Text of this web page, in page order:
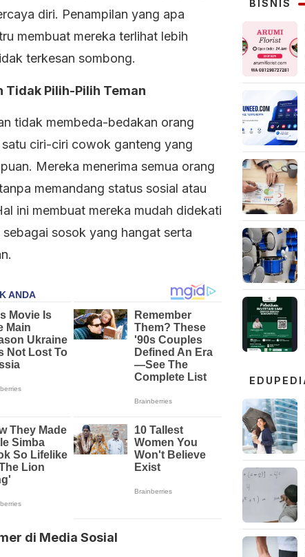
diri. Penampilan yang apa
membuat mereka terlihat lebih
terkesan sombong.
Tidak Pilih-Pilih Teman
tidak membeda-bedakan orang
satu ciri-ciri cowok ganteng yang
Mereka menerima semua orang
memandang status sosial atau
ini membuat mereka mudah didekati
sosok yang hangat serta
di Media Sosial
BISNIS